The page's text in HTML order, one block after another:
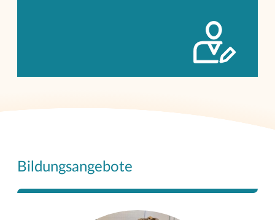
Bildungsangebote